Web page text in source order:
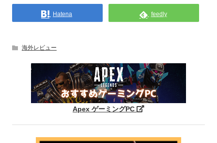
Hatena feedly
海外レビュー
Apex ゲーミングPC